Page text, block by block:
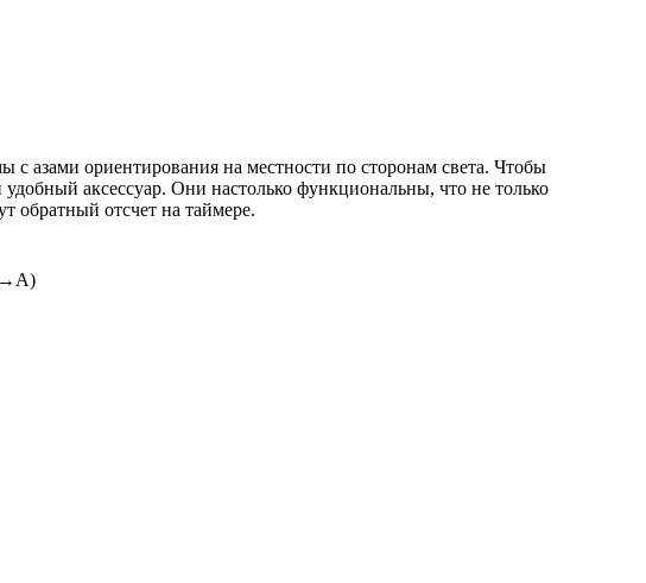
азами ориентирования на местности по сторонам света. Чтобы
аксессуар. Они настолько функциональны, что не только
обратный отсчет на таймере.